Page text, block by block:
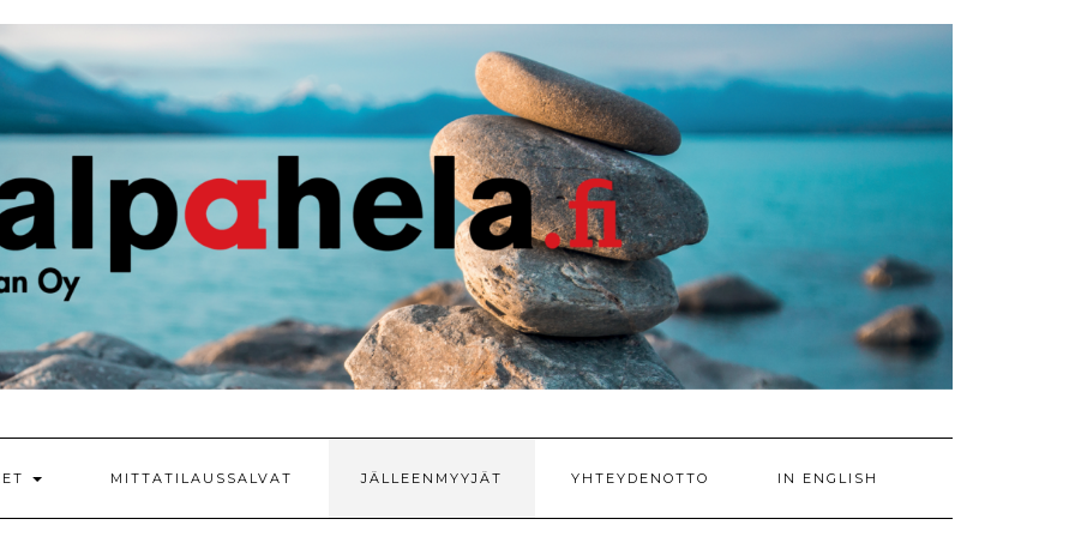
MITTATILAUSSALVAT JÄLLEENMYYJÄT YHTEYDENOTTO IN ENGLISH